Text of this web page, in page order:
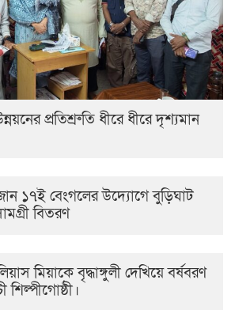
প্রতিশ্রুতি ধীরে ধীরে দৃশ্যমান
১৭ই বেংগলের উদ্যোগে বুড়িঘাট
বিতরণ
মিয়াকে বৃদ্ধাঙ্গুলী দেখিয়ে বর্ষবরণ